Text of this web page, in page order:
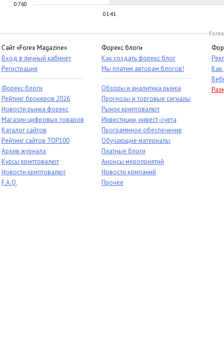
01:41
0.760
Сайт «Forex Magazine»
Вход в личный кабинет
Регистрация
Форекс блоги
Рейтинг брокеров 2026
Новости рынка форекс
Магазин цифровых товаров
Каталог сайтов
Рейтинг сайтов TOP100
Архив журнала
Курсы криптовалют
Новости криптовалют
F.A.Q.
Форекс блоги
Как создать форекс блог
Мы платим авторам блогов!
Обзоры и аналитика рынка
Прогнозы и торговые сигналы
Рынок криптовалют
Инвестиции, инвест-счета
Программное обеспечение
Обучающие материалы
Платные блоги
Анонсы мероприятий
Новости компаний
Прочее
Как